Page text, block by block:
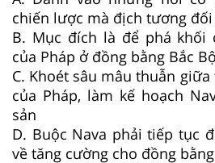
chiến lược mà địch tương đối
B. Mục đích là để phá khối
của Pháp ở đồng bằng Bắc Bộ
C. Khoét sâu mâu thuẫn
của Pháp, làm kế hoạch
sản
D. Buộc Nava phải tiếp tục
về tăng cường cho đồng